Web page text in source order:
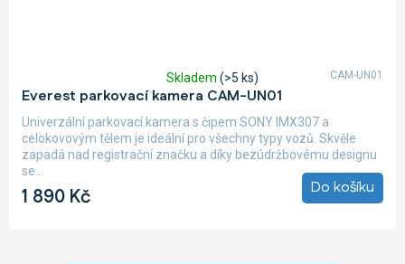
Everest parkovací kamera CAM-UN01
hodnocení
produktu
je
5,0
z
hvězdiček.
Skladem (>5 ks)
1 890 Kč Do košíku
Univerzální parkovací kamera s čipem SONY IMX307 a
celokovovým tělem je ideální pro všechny typy vozů. Skvěle
zapadá nad registrační značku a díky bezúdržbovému designu
se...
CAM-UN01